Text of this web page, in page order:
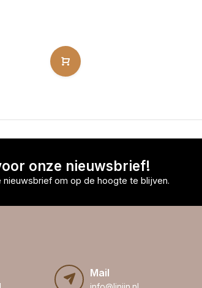
onze nieuwsbrief!
nieuwsbrief om op de hoogte te blijven.
Mail